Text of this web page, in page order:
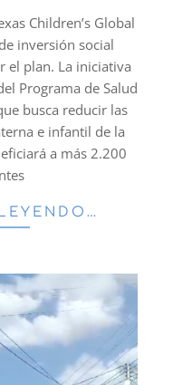
Children’s Global
inversión social
el plan. La iniciativa
Programa de Salud
busca reducir las
e infantil de la
a más 2.200